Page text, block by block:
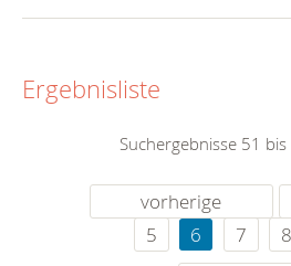
Ergebnisliste
Suchergebnisse 51
vorherige
5
6 7 8